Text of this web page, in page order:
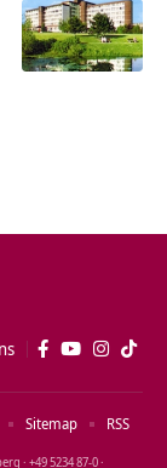
· +49 5234 87‑0 ·
Sitemap RSS